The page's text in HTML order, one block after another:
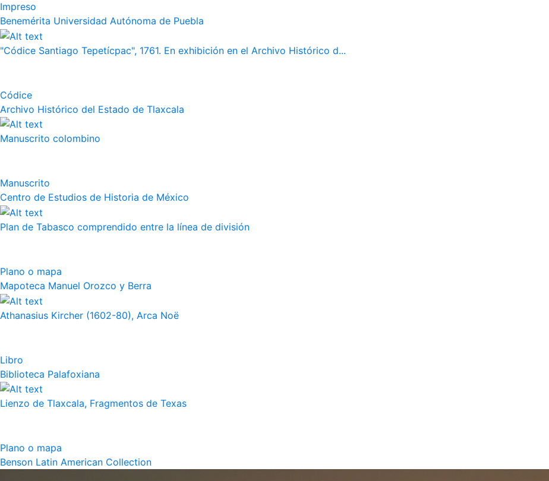
Impreso
Benemérita Universidad Autónoma de Puebla
"Códice Santiago Tepetícpac", 1761. En exhibición en el Archivo Histórico d...
Códice
Archivo Histórico del Estado de Tlaxcala
Manuscrito colombino
Manuscrito
Centro de Estudios de Historia de México
Plan de Tabasco comprendido entre la línea de división
Plano o mapa
Mapoteca Manuel Orozco y Berra
Athanasius Kircher (1602-80), Arca Noë
Libro
Biblioteca Palafoxiana
Lienzo de Tlaxcala, Fragmentos de Texas
Plano o mapa
Benson Latin American Collection